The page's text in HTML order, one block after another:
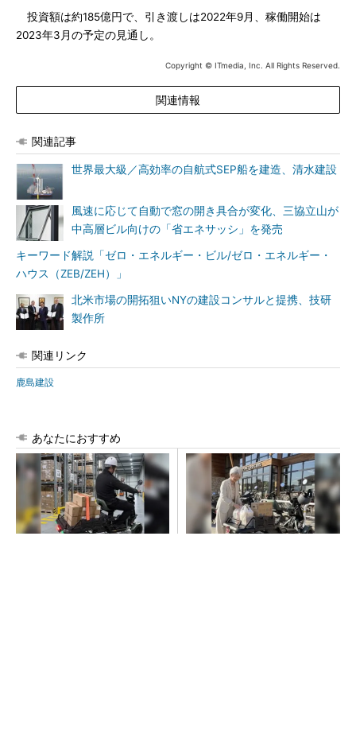
投資額は約185億円で、引き渡しは2022年9月、稼働開始は
2023年3月の予定の見通し。
Copyright © ITmedia, Inc. All Rights Reserved.
関連情報
関連記事
世界最大級／高効率の自航式SEP船を建造、清水建設
風速に応じて自動で窓の開き具合が変化、三協立山が
中高層ビル向けの「省エネサッシ」を発売
キーワード解説「ゼロ・エネルギー・ビル/ゼロ・エネルギー・
ハウス（ZEB/ZEH）」
北米市場の開拓狙いNYの建設コンサルと提携、技研
製作所
関連リンク
鹿島建設
あなたにおすすめ